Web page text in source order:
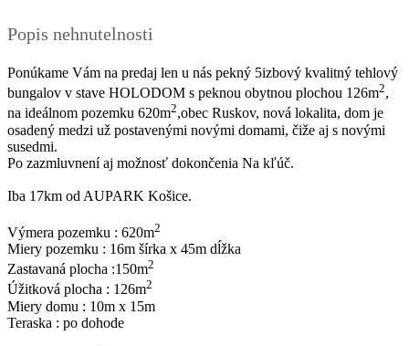
Popis nehnutelnosti
Ponúkame Vám na predaj len u nás pekný 5izbový kvalitný tehlový
bungalov v stave HOLODOM s peknou obytnou plochou 126m2,
na ideálnom pozemku 620m2,obec Ruskov, nová lokalita, dom je
osadený medzi už postavenými novými domami, čiže aj s novými
susedmi.
Po zazmluvnení aj možnosť dokončenia Na kľúč.
Iba 17km od AUPARK Košice.
Výmera pozemku : 620m2
Miery pozemku : 16m šírka x 45m dĺžka
Zastavaná plocha :150m2
Úžitková plocha : 126m2
Miery domu : 10m x 15m
Teraska : po dohode